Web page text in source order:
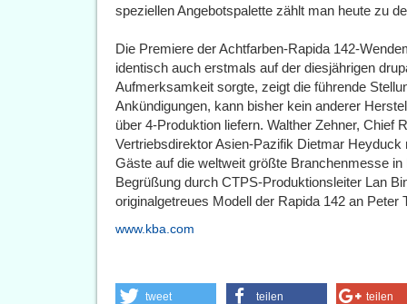
speziellen Angebotspalette zählt man heute zu
Die Premiere der Achtfarben-Rapida 142-
identisch auch erstmals auf der diesjährigen
Aufmerksamkeit sorgte, zeigt die führende
Ankündigungen, kann bisher kein anderer
über 4-Produktion liefern. Walther Zehner, Chief
Vertriebsdirektor Asien-Pazifik Dietmar
Gäste auf die weltweit größte Branchenmesse
Begrüßung durch CTPS-Produktionsleiter Lan
originalgetreues Modell der Rapida 142 an Peter
www.kba.com
tweet teilen teilen